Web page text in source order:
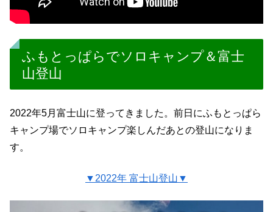
ふもとっぱらでソロキャンプ＆富士
山登山
2022年5月富士山に登ってきました。前日にふもとっぱら
キャンプ場でソロキャンプ楽しんだあとの登山になりま
す。
▼2022年 富士山登山▼